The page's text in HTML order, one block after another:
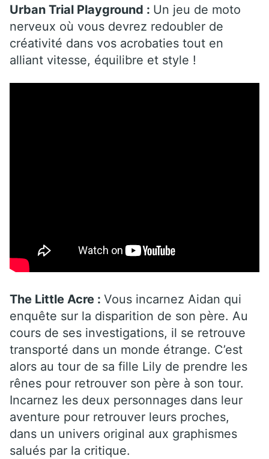
Urban Trial Playground : Un jeu de moto
nerveux où vous devrez redoubler de
créativité dans vos acrobaties tout en
alliant vitesse, équilibre et style !
The Little Acre : Vous incarnez Aidan qui
enquête sur la disparition de son père. Au
cours de ses investigations, il se retrouve
transporté dans un monde étrange. C’est
alors au tour de sa fille Lily de prendre les
rênes pour retrouver son père à son tour.
Incarnez les deux personnages dans leur
aventure pour retrouver leurs proches,
dans un univers original aux graphismes
salués par la critique.